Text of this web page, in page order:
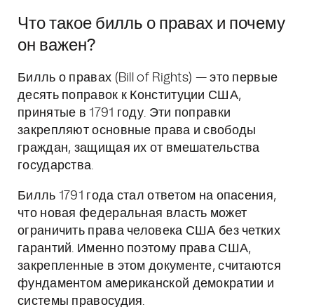
Что такое билль о правах и почему
он важен?
Билль о правах (Bill of Rights) — это первые
десять поправок к Конституции США,
принятые в 1791 году. Эти поправки
закрепляют основные права и свободы
граждан, защищая их от вмешательства
государства.
Билль 1791 года стал ответом на опасения,
что новая федеральная власть может
ограничить права человека США без четких
гарантий. Именно поэтому права США,
закрепленные в этом документе, считаются
фундаментом американской демократии и
системы правосудия.